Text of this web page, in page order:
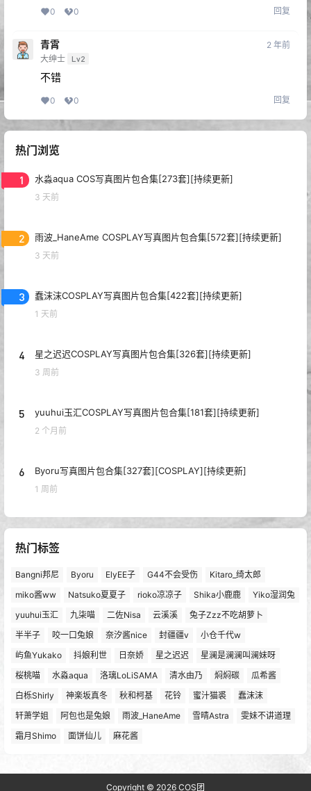
0 0 回复
青霄
大绅士 Lv2
2 年前
不错
0 0 回复
热门浏览
1 水淼aqua COS写真图片包合集[273套][持续更新]
3 天前
2 雨波_HaneAme COSPLAY写真图片包合集[572套][持续更新]
3 天前
3 蠢沫沫COSPLAY写真图片包合集[422套][持续更新]
1 天前
4 星之迟迟COSPLAY写真图片包合集[326套][持续更新]
3 周前
5 yuuhui玉汇COSPLAY写真图片包合集[181套][持续更新]
2 个月前
6 Byoru写真图片包合集[327套][COSPLAY][持续更新]
1 周前
热门标签
Bangni邦尼 Byoru ElyEE子 G44不会受伤
Kitaro_绮太郎
miko酱ww
Natsuko夏夏子 rioko凉凉子 Shika小鹿鹿
Yiko湿润兔
yuuhui玉汇
九柒喵 二佐Nisa 云溪溪
兔子Zzz不吃胡萝卜
半半子
咬一口兔娘 奈汐酱nice 封疆疆v
小仓千代w
屿鱼Yukako
抖娘利世 日奈娇 星之迟迟
星澜是澜澜叫澜妹呀
桜桃喵
水淼aqua 洛璃LoLiSAMA 清水由乃 焖焖碳
瓜希酱
白栎Shirly
神楽坂真冬 秋和柯基 花铃 蜜汁猫裘
蠢沫沫
轩萧学姐
阿包也是兔娘 雨波_HaneAme 雪晴Astra
雯妹不讲道理
霜月Shimo
面饼仙儿 麻花酱
Copyright © 2026 COS团